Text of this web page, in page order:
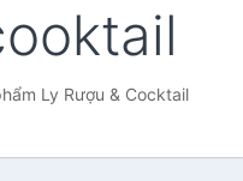
Ly Rượu & Cocktail